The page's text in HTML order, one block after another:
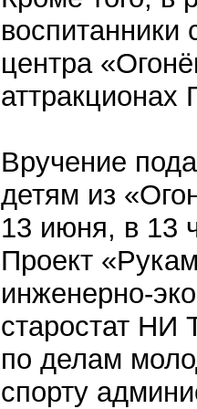
воспитанники
центра
аттракционах
Вручение
детям из
13 июня, в 13
Проект
инженерно-
старостат НИ
по делам
спорту